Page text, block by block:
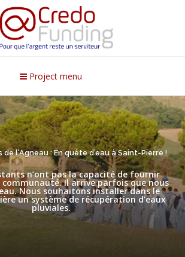
Project menu
de l'Agneau : En quête d’eau à Saint-Pierre !
n’ont pas la capacité de fournir
communauté. Il arrive parfois que nous
Nous souhaitons installer dans le
un système de récupération d’eaux
pluviales.